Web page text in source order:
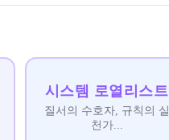
시스템 로열리스트
질서의 수호자, 규칙의 실
천가...